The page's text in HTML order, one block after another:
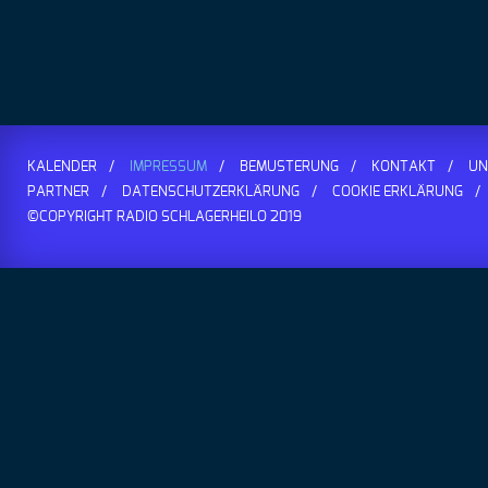
KALENDER IMPRESSUM BEMUSTERUNG KONTAKT
PARTNER
DATENSCHUTZERKLÄRUNG
COOKIE ERKLÄRUNG
©COPYRIGHT RADIO SCHLAGERHEILO 2019